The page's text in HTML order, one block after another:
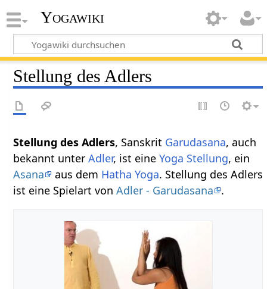
Yogawiki
Stellung des Adlers
Stellung des Adlers, Sanskrit Garudasana, auch
bekannt unterAdler, ist eineYoga Stellung, ein
Asana
aus dem Hatha Yoga. Stellung des Adlers
ist eine Spielart vonAdler - Garudasana .